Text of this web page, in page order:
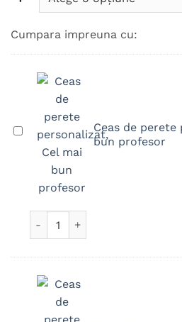
Cumpara impreuna cu:
Ceas
Ceas de perete
bun profesor
Cantitate Ceas de perete